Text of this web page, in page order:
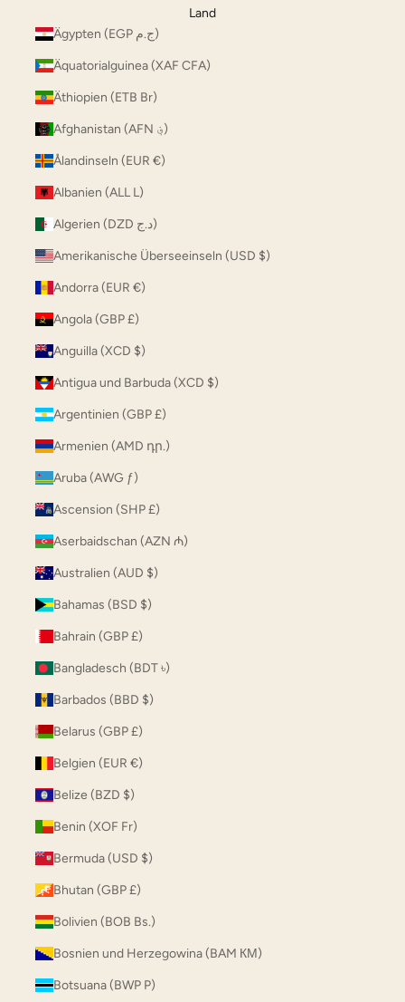
Land
Ägypten (EGP ج.م)
Äquatorialguinea (XAF CFA)
Äthiopien (ETB Br)
Afghanistan (AFN ؋)
Ålandinseln (EUR €)
Albanien (ALL L)
Algerien (DZD د.ج)
Amerikanische Überseeinseln (USD $)
Andorra (EUR €)
Angola (GBP £)
Anguilla (XCD $)
Antigua und Barbuda (XCD $)
Argentinien (GBP £)
Armenien (AMD դր.)
Aruba (AWG ƒ)
Ascension (SHP £)
Aserbaidschan (AZN ₼)
Australien (AUD $)
Bahamas (BSD $)
Bahrain (GBP £)
Bangladesch (BDT ৳)
Barbados (BBD $)
Belarus (GBP £)
Belgien (EUR €)
Belize (BZD $)
Benin (XOF Fr)
Bermuda (USD $)
Bhutan (GBP £)
Bolivien (BOB Bs.)
Bosnien und Herzegowina (BAM КМ)
Botsuana (BWP P)